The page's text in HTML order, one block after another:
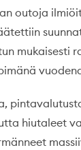
outoja
mukaisesti
hiutaleet